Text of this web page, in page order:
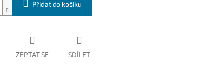
Přidat do košíku
ZEPTAT SE SDÍLET